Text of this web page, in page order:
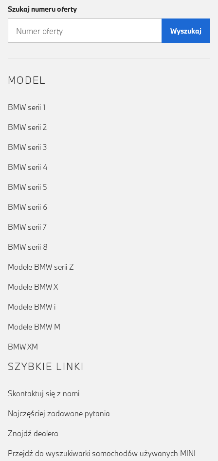
Szukaj numeru oferty
Wyszukaj
MODEL
BMW serii 1
BMW serii 2
BMW serii 3
BMW serii 4
BMW serii 5
BMW serii 6
BMW serii 7
BMW serii 8
Modele BMW serii Z
Modele BMW X
Modele BMW i
Modele BMW M
BMW XM
SZYBKIE LINKI
Skontaktuj się z nami
Najczęściej zadawane pytania
Znajdź dealera
Przejdź do wyszukiwarki samochodów używanych MINI